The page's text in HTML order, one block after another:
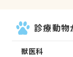
診療動物
獣医科